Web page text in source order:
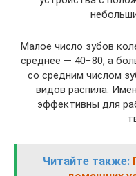
Малое число зубов
среднее — 40−80, а
со средним числом
видов распила.
эффективны для
Читайте также: